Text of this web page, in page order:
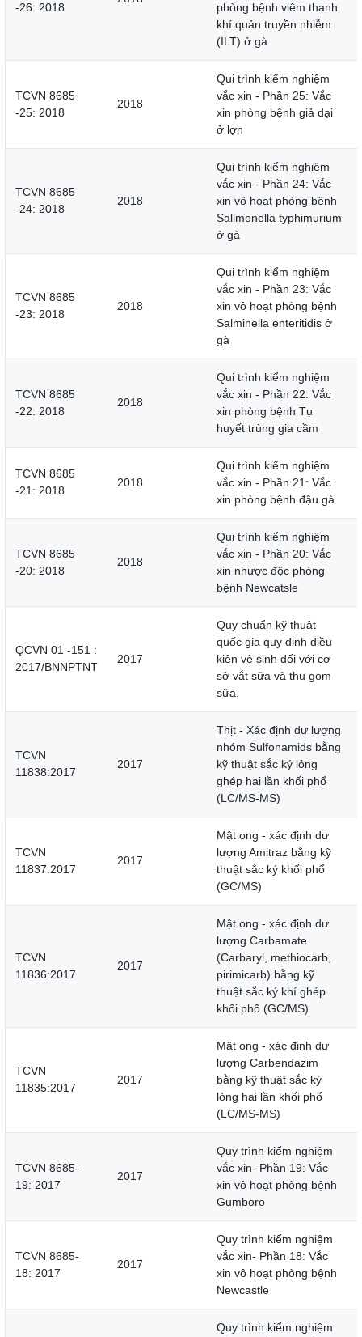
-26: 2018
phòng bệnh viêm thanh
khí quản truyền nhiễm
(ILT) ở gà
TCVN 8685
-25: 2018
2018
Qui trình kiểm nghiệm
vắc xin - Phần 25: Vắc
xin phòng bệnh giả dại
ở lợn
TCVN 8685
-24: 2018
2018
Qui trình kiểm nghiệm
vắc xin - Phần 24: Vắc
xin vô hoạt phòng bệnh
Sallmonella typhimurium
ở gà
TCVN 8685
-23: 2018
2018
Qui trình kiểm nghiệm
vắc xin - Phần 23: Vắc
xin vô hoạt phòng bệnh
Salminella enteritidis ở
gà
TCVN 8685
-22: 2018
2018
Qui trình kiểm nghiệm
vắc xin - Phần 22: Vắc
xin phòng bệnh Tụ
huyết trùng gia cầm
TCVN 8685
-21: 2018
2018
Qui trình kiểm nghiệm
vắc xin - Phần 21: Vắc
xin phòng bệnh đậu gà
TCVN 8685
-20: 2018
2018
Qui trình kiểm nghiệm
vắc xin - Phần 20: Vắc
xin nhược độc phòng
bệnh Newcatsle
QCVN 01 -151 :
2017/BNNPTNT
2017
Quy chuẩn kỹ thuật
quốc gia quy định điều
kiện vệ sinh đối với cơ
sở vắt sữa và thu gom
sữa.
TCVN
11838:2017
2017
Thịt - Xác định dư lượng
nhóm Sulfonamids bằng
kỹ thuật sắc ký lỏng
ghép hai lần khối phổ
(LC/MS-MS)
TCVN
11837:2017
2017
Mật ong - xác định dư
lượng Amitraz bằng kỹ
thuật sắc ký khối phổ
(GC/MS)
TCVN
11836:2017
2017
Mật ong - xác định dư
lượng Carbamate
(Carbaryl, methiocarb,
pirimicarb) bằng kỹ
thuật sắc ký khí ghép
khối phổ (GC/MS)
TCVN
11835:2017
2017
Mật ong - xác định dư
lượng Carbendazim
bằng kỹ thuật sắc ký
lỏng hai lần khối phổ
(LC/MS-MS)
TCVN 8685-
19: 2017
2017
Quy trình kiểm nghiệm
vắc xin- Phần 19: Vắc
xin vô hoạt phòng bệnh
Gumboro
TCVN 8685-
18: 2017
2017
Quy trình kiểm nghiệm
vắc xin- Phần 18: Vắc
xin vô hoạt phòng bệnh
Newcastle
Quy trình kiểm nghiệm